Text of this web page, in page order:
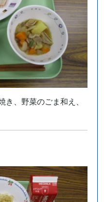
き、野菜のごま和え、